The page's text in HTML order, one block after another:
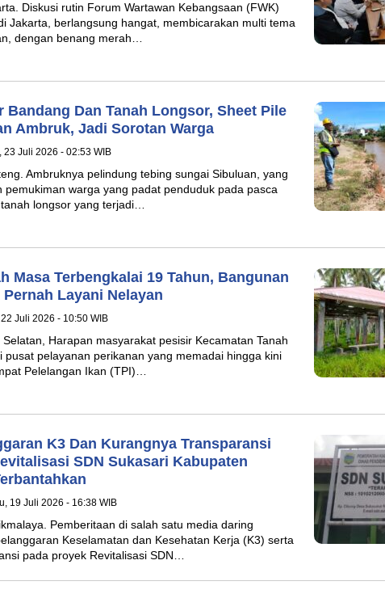
Diskusi rutin Forum Wartawan Kebangsaan (FWK)
Jakarta, berlangsung hangat, membicarakan multi tema
dengan benang merah…
Bandang Dan Tanah Longsor, Sheet Pile
Ambruk, Jadi Sorotan Warga
23 Juli 2026 - 02:53 WIB
Ambruknya pelindung tebing sungai Sibuluan, yang
pemukiman warga yang padat penduduk pada pasca
longsor yang terjadi…
Masa Terbengkalai 19 Tahun, Bangunan
Layani Nelayan
22 Juli 2026 - 10:50 WIB
Harapan masyarakat pesisir Kecamatan Tanah
pusat pelayanan perikanan yang memadai hingga kini
Pelelangan Ikan (TPI)…
K3 Dan Kurangnya Transparansi
SDN Sukasari Kabupaten
19 Juli 2026 - 16:38 WIB
Pemberitaan di salah satu media daring
Keselamatan dan Kesehatan Kerja (K3) serta
pada proyek Revitalisasi SDN…